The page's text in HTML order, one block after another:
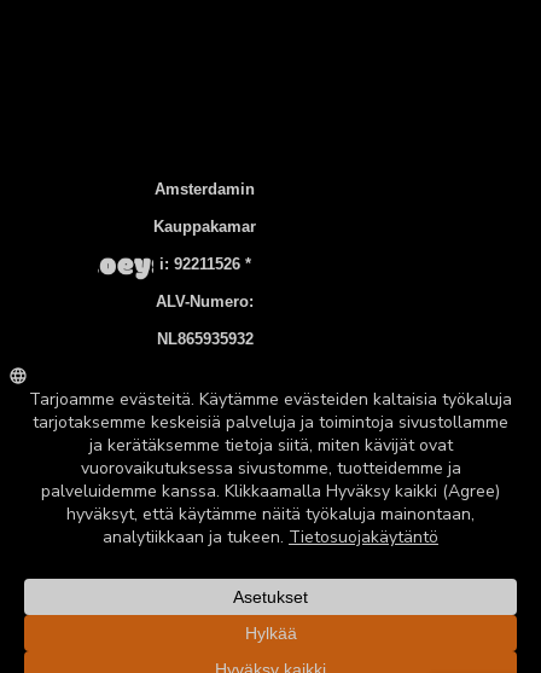
Amsterdamin
Kauppakamar
I: 92211526 *
ALV-Numero:
NL865935932
Pankkitili:
NL83 INGB
0106 7536 22
©2026